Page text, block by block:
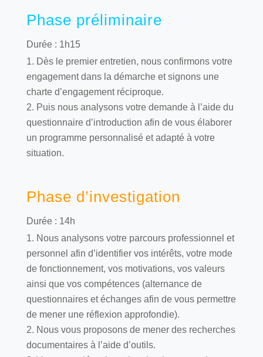
Phase préliminaire
Durée : 1h15
Dès le premier entretien, nous confirmons votre
engagement dans la démarche et signons une
charte d’engagement réciproque.
Puis nous analysons votre demande à l’aide du
questionnaire d’introduction afin de vous élaborer
un programme personnalisé et adapté à votre
situation.
Phase d’investigation
Durée : 14h
Nous analysons votre parcours professionnel et
personnel afin d’identifier vos intérêts, votre mode
de fonctionnement, vos motivations, vos valeurs
ainsi que vos compétences (alternance de
questionnaires et échanges afin de vous permettre
de mener une réflexion approfondie).
Nous vous proposons de mener des recherches
documentaires à l’aide d’outils.